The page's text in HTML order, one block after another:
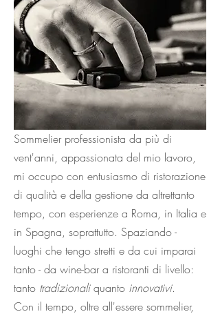
Sommelier professionista da più di
vent'anni, appassionata del mio lavoro,
mi occupo con entusiasmo di ristorazione
di qualità e della gestione da altrettanto
tempo, con esperienze a Roma, in Italia e
in Spagna, soprattutto. Spaziando -
luoghi che tengo stretti e da cui imparai
tanto - da wine-bar a ristoranti di livello:
tanto tradizionaliquanto innovativi.
Con il tempo, oltre all'essere sommelier,